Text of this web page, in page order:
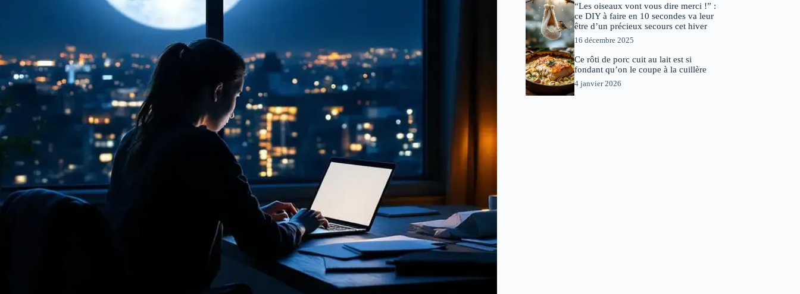
“Les oiseaux vont vous dire merci !” :
ce DIY à faire en 10 secondes va leur
être d’un précieux secours cet hiver
16 décembre 2025
Ce rôti de porc cuit au lait est si
fondant qu’on le coupe à la cuillère
4 janvier 2026